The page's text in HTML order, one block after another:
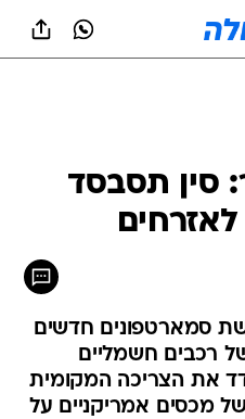
סין תסבסד
סמארטפונים חדשים
רכבים חשמליים
את הצריכה המקומית
מכסים אמריקניים על